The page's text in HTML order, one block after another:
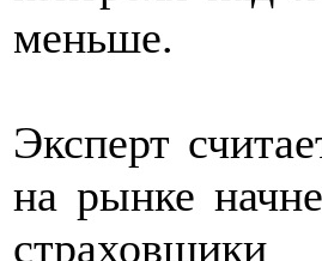
меньше.
Эксперт
на рынке